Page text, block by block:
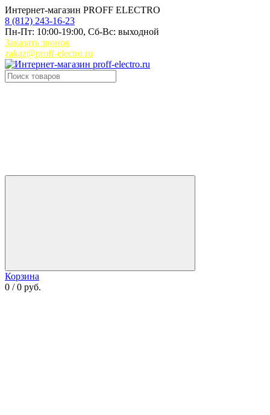
Интернет-магазин PROFF ELECTRO
8 (812) 243-16-23
Пн-Пт: 10:00-19:00, Сб-Вс: выходной
Заказать звонок
zakaz@proff-electro.ru
Корзина
0 / 0 руб.